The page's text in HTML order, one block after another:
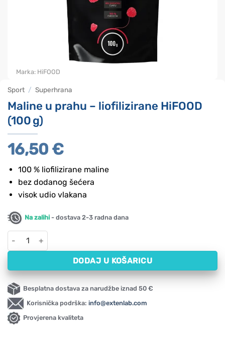
Sport / Superhrana
Maline u prahu – liofilizirane HiFOOD
(100 g)
16,50 €
100 % liofilizirane maline
bez dodanog šećera
visok udio vlakana
Na zalihi - dostava 2-3 radna dana
Maline u prahu – liofilizirane HiFOOD (100 g) količina
DODAJ U KOŠARICU
Besplatna dostava za narudžbe iznad 50 €
Korisnička podrška: info@extenlab.com
Provjerena kvaliteta
Marka: HiFOOD